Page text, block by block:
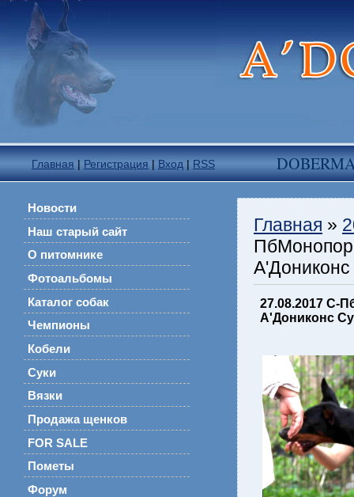
Главная | Регистрация | Вход | RSS
Новости
Наш старый сайт
О питомнике
Фотоальбомы
Каталог собак
Чемпионы
Кобели
Суки
Вязки
Продажа щенков
FOR SALE
Пометы
Форум
Главная »
27.08.2017 С-
А'Дониконс